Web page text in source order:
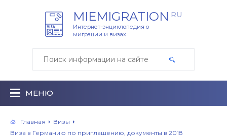
MIEMIGRATION RU
Интернет-энциклопедия о
миграции и визах
МЕНЮ
Главная
Визы
Виза в Германию по приглашению, документы в 2018